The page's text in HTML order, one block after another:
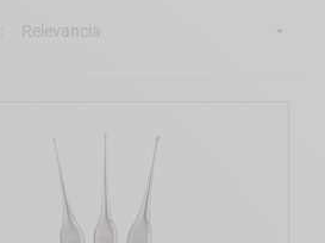
Relevancia 